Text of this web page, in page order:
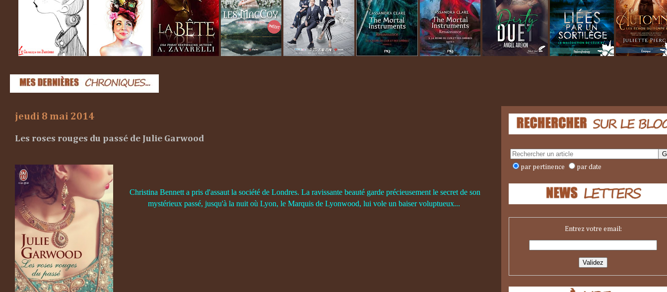
jeudi 8 mai 2014
Les roses rouges du passé de Julie Garwood
Christina Bennett a pris d'assaut la société de Londres. La ravissante beauté garde précieusement le secret de son
mystérieux passé, jusqu'à la nuit où Lyon, le Marquis de Lyonwood, lui vole un baiser voluptueux...
par pertinence par date
Entrez votre email: